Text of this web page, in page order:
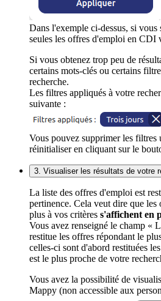
Dans l'exemple ci-dessus, si
seules les offres d'emploi en CDI
Si vous obtenez trop peu de
certains mots-clés ou certains
recherche.
Les filtres appliqués à votre
suivante :
Vous pouvez supprimer les filtres
réinitialiser en cliquant sur le
3. Visualiser les résultats de votre
La liste des offres d'emploi est
pertinence. Cela veut dire que
plus à vos critères s'affichent en
Vous avez renseigné le champ «
restitue les offres répondant le
celles-ci sont d'abord restituées
est le plus proche de votre
Vous avez la possibilité de
Mappy (non accessible aux